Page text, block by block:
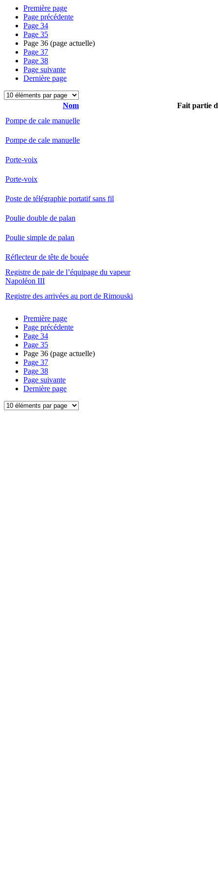
Première page
Page précédente
Page 34
Page 35
Page 36 (page actuelle)
Page 37
Page 38
Page suivante
Dernière page
Nom
Fait partie
Pompe de cale manuelle
Pompe de cale manuelle
Porte-voix
Porte-voix
Poste de télégraphie portatif sans fil
Poulie double de palan
Poulie simple de palan
Réflecteur de tête de bouée
Registre de paie de l’équipage du vapeur
Napoléon III
Registre des arrivées au port de Rimouski
Première page
Page précédente
Page 34
Page 35
Page 36 (page actuelle)
Page 37
Page 38
Page suivante
Dernière page